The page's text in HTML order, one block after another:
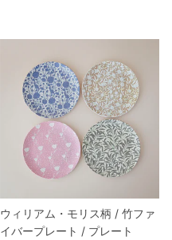
ウィリアム・モリス柄 / 竹ファ
イバープレート / プレート